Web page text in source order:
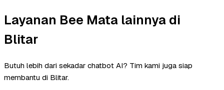
Layanan Bee Mata lainnya di
Blitar
Butuh lebih dari sekadar chatbot AI? Tim kami juga siap
membantu di Blitar.